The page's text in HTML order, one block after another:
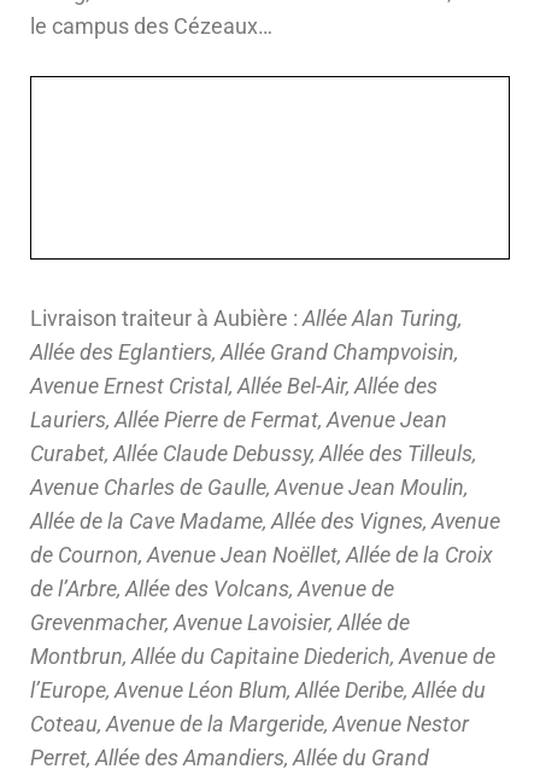
le campus des Cézeaux…
Livraison traiteur à Aubière : Allée Alan Turing,
Allée des Eglantiers, Allée Grand Champvoisin,
Avenue Ernest Cristal, Allée Bel-Air, Allée des
Lauriers, Allée Pierre de Fermat, Avenue Jean
Curabet, Allée Claude Debussy, Allée des Tilleuls,
Avenue Charles de Gaulle, Avenue Jean Moulin,
Allée de la Cave Madame, Allée des Vignes, Avenue
de Cournon, Avenue Jean Noëllet, Allée de la Croix
de l’Arbre, Allée des Volcans, Avenue de
Grevenmacher, Avenue Lavoisier, Allée de
Montbrun, Allée du Capitaine Diederich, Avenue de
l’Europe, Avenue Léon Blum, Allée Deribe, Allée du
Coteau, Avenue de la Margeride, Avenue Nestor
Perret, Allée des Amandiers, Allée du Grand